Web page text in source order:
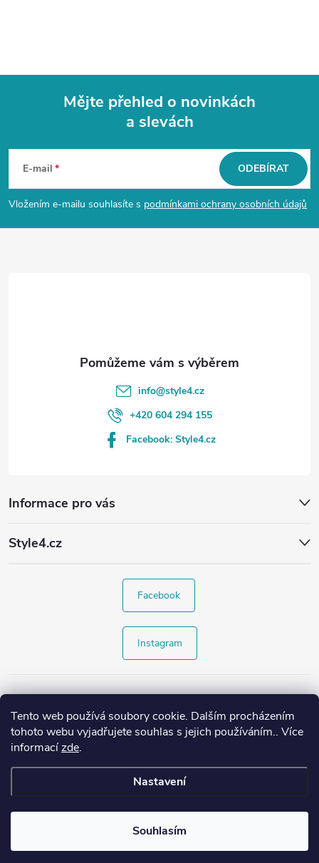
Tento web používá soubory cookie. Dalším procházením
tohoto webu vyjadřujete souhlas s jejich používáním.. Více
informacízde.
Nastavení
Souhlasím
p
Mějte přehled o novinkách
a slevách
E-mail
Vložením e-mailu souhlasíte s podmínkami ochrany osobních údajů
ODEBÍRAT
Informace pro vás
Style4.cz
info@style4.cz
+420 604 294 155
Facebook: Style4.cz
Facebook
Instagram
Copyright 2026Style4.cz. Všechna práva vyhrazena.